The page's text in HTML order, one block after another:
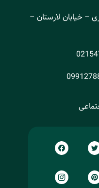
– خیابان لارستان –